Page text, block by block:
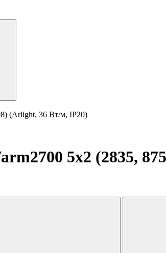
(Arlight, 36 Вт/м, IP20)
5x2 (2835,